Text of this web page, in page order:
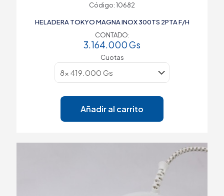
Código: 10682
HELADERA TOKYO MAGNA INOX 300TS 2PTA F/H
CONTADO:
3.164.000Gs
Cuotas
Añadir al carrito